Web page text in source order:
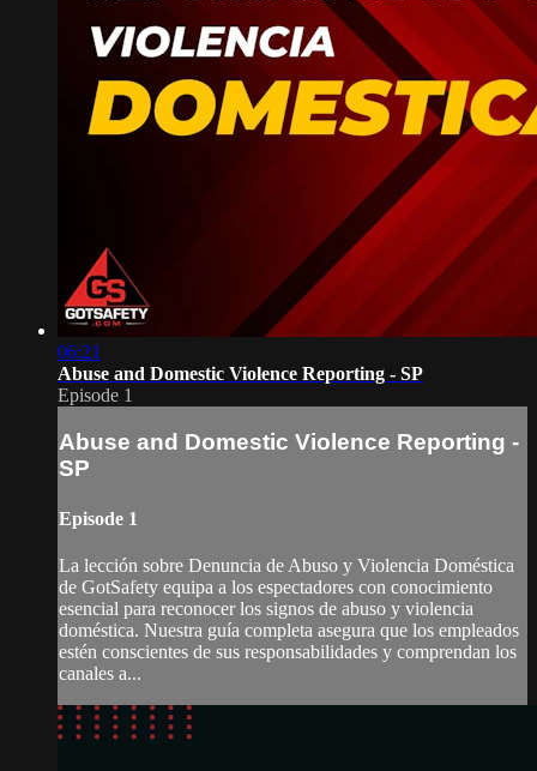
06:21
Abuse and Domestic Violence Reporting - SP
Episode 1
Abuse and Domestic Violence Reporting -
SP
Episode 1
La lección sobre Denuncia de Abuso y Violencia Doméstica
de GotSafety equipa a los espectadores con conocimiento
esencial para reconocer los signos de abuso y violencia
doméstica. Nuestra guía completa asegura que los empleados
estén conscientes de sus responsabilidades y comprendan los
canales a...